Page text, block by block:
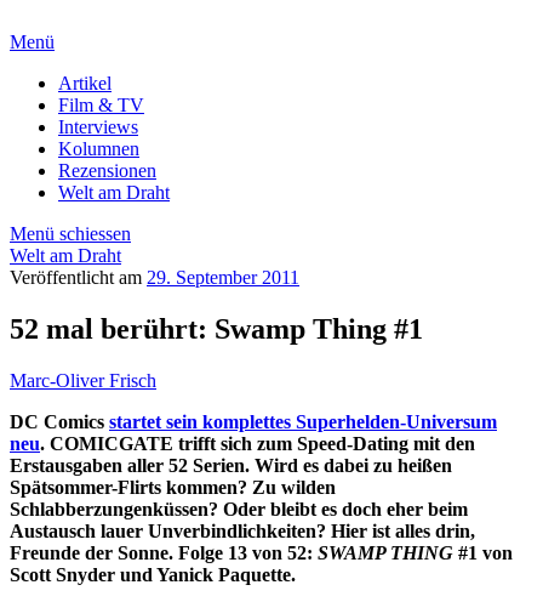
Menü
Artikel
Film & TV
Interviews
Kolumnen
Rezensionen
Welt am Draht
Menü schiessen
Welt am Draht
Veröffentlicht am 29. September 2011
52 mal berührt: Swamp Thing #1
Marc-Oliver Frisch
DC Comics startet sein komplettes Superhelden-Universum
neu. COMICGATE trifft sich zum Speed-Dating mit den
Erstausgaben aller 52 Serien. Wird es dabei zu heißen
Spätsommer-Flirts kommen? Zu wilden
Schlabberzungenküssen? Oder bleibt es doch eher beim
Austausch lauer Unverbindlichkeiten? Hier ist alles drin,
Freunde der Sonne. Folge 13 von 52: SWAMP THING #1 von
Scott Snyder und Yanick Paquette.